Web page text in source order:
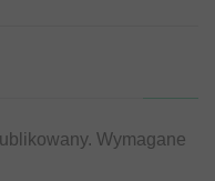
Wymagane